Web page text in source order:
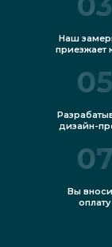
Наш
приезжает
05
дизайн-
07
Вы
оплату